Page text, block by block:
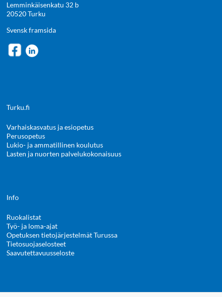
Lemminkäisenkatu 32 b
20520 Turku
Svensk framsida
Turku.fi
Varhaiskasvatus ja esiopetus
Perusopetus
Lukio- ja ammatillinen koulutus
Lasten ja nuorten palvelukokonaisuus
Info
Ruokalistat
Työ- ja loma-ajat
Opetuksen tietojärjestelmät Turussa
Tietosuojaselosteet
Saavutettavuusseloste